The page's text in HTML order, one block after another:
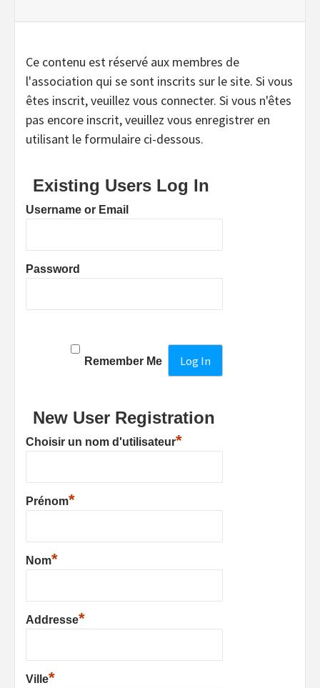
Ce contenu est réservé aux membres de
l'association qui se sont inscrits sur le site. Si vous
êtes inscrit, veuillez vous connecter. Si vous n'êtes
pas encore inscrit, veuillez vous enregistrer en
utilisant le formulaire ci-dessous.
Existing Users Log In
Username or Email
Password
Remember Me
New User Registration
Choisir un nom d'utilisateur*
Prénom*
Nom*
Addresse*
Ville*